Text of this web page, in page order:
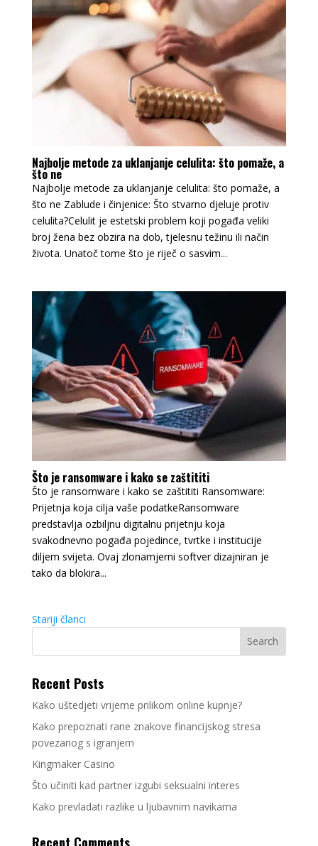
Najbolje metode za uklanjanje celulita: što pomaže, a
što ne
Najbolje metode za uklanjanje celulita: što pomaže, a
što ne Zablude i činjenice: Što stvarno djeluje protiv
celulita?Celulit je estetski problem koji pogađa veliki
broj žena bez obzira na dob, tjelesnu težinu ili način
života. Unatoč tome što je riječ o sasvim...
Što je ransomware i kako se zaštititi
Što je ransomware i kako se zaštititi Ransomware:
Prijetnja koja cilja vaše podatkeRansomware
predstavlja ozbiljnu digitalnu prijetnju koja
svakodnevno pogađa pojedince, tvrtke i institucije
diljem svijeta. Ovaj zlonamjerni softver dizajniran je
tako da blokira...
Stariji članci
Recent Posts
Kako uštedjeti vrijeme prilikom online kupnje?
Kako prepoznati rane znakove financijskog stresa
povezanog s igranjem
Kingmaker Casino
Što učiniti kad partner izgubi seksualni interes
Kako prevladati razlike u ljubavnim navikama
Recent Comments